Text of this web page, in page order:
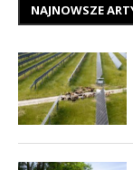
NAJNOWSZE